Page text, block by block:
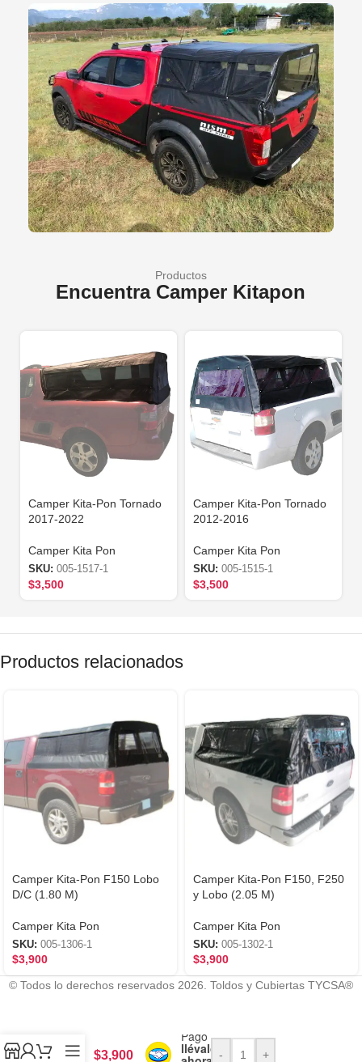
Productos
Encuentra Camper Kitapon
Camper Kita-Pon Tornado
2017-2022
Camper Kita Pon
SKU: 005-1517-1
$3,500
Camper Kita-Pon Tornado
2012-2016
Camper Kita Pon
SKU: 005-1515-1
$3,500
Productos relacionados
Camper Kita-Pon F150 Lobo
D/C (1.80 M)
Camper Kita Pon
SKU: 005-1306-1
$3,900
Camper Kita-Pon F150, F250
y Lobo (2.05 M)
Camper Kita Pon
SKU: 005-1302-1
$3,900
© Todos lo derechos reservados 2026. Toldos y Cubiertas TYCSA®
Ram
$3,900
Pago
llévalo
Modelo del auto (ej. Ford
- +